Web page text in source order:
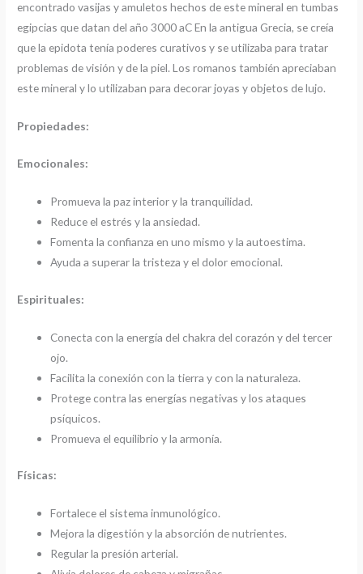
encontrado vasijas y amuletos hechos de este mineral en tumbas
egipcias que datan del año 3000 aC En la antigua Grecia, se creía
que la epidota tenía poderes curativos y se utilizaba para tratar
problemas de visión y de la piel. Los romanos también apreciaban
este mineral y lo utilizaban para decorar joyas y objetos de lujo.
Propiedades:
Emocionales:
Promueva la paz interior y la tranquilidad.
Reduce el estrés y la ansiedad.
Fomenta la confianza en uno mismo y la autoestima.
Ayuda a superar la tristeza y el dolor emocional.
Espirituales:
Conecta con la energía del chakra del corazón y del tercer
ojo.
Facilita la conexión con la tierra y con la naturaleza.
Protege contra las energías negativas y los ataques
psíquicos.
Promueva el equilibrio y la armonía.
Físicas:
Fortalece el sistema inmunológico.
Mejora la digestión y la absorción de nutrientes.
Regular la presión arterial.